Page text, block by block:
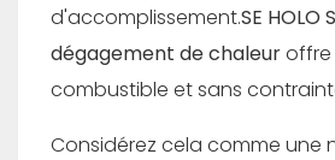
d'accomplissement.SE HOLO
dégagement de chaleuroffre
combustible et sans
Considérez cela comme une